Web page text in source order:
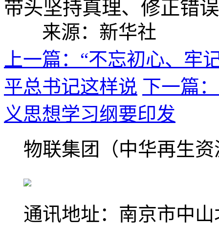
带头坚持真理、修正错
来源：新华社
上一篇：“不忘初心、牢
平总书记这样说 下一篇
义思想学习纲要印发
物联集团
（中华再生
通讯地址：南京市中